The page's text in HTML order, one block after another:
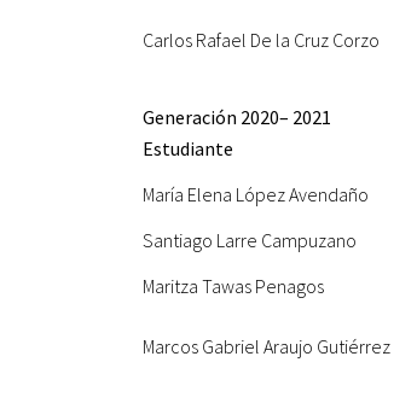
Carlos Rafael De la Cruz Corzo
Generación 2020– 2021
Estudiante
María Elena López Avendaño
Santiago Larre Campuzano
Maritza Tawas Penagos
Marcos Gabriel Araujo Gutiérrez